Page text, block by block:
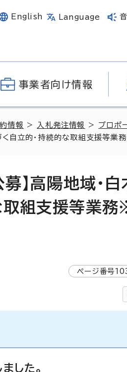
English Language
事業者向け情報
情報 > 入札発注情報 > プロポ
自立的・持続的な取組支援等業
募】高陽地域・
取組支援等業
ページ番号
した。